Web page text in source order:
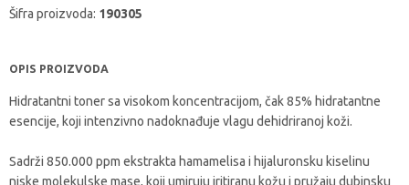
Šifra proizvoda: 190305
OPIS PROIZVODA
Hidratantni toner sa visokom koncentracijom, čak 85% hidratantne
esencije, koji intenzivno nadoknađuje vlagu dehidriranoj koži.
Sadrži 850.000 ppm ekstrakta hamamelisa i hijaluronsku kiselinu
niske molekulske mase, koji umiruju iritiranu kožu i pružaju dubinsku